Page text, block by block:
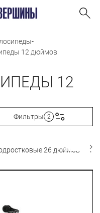
-
12 дюймов
12
Фильтры 2
26 дюймов